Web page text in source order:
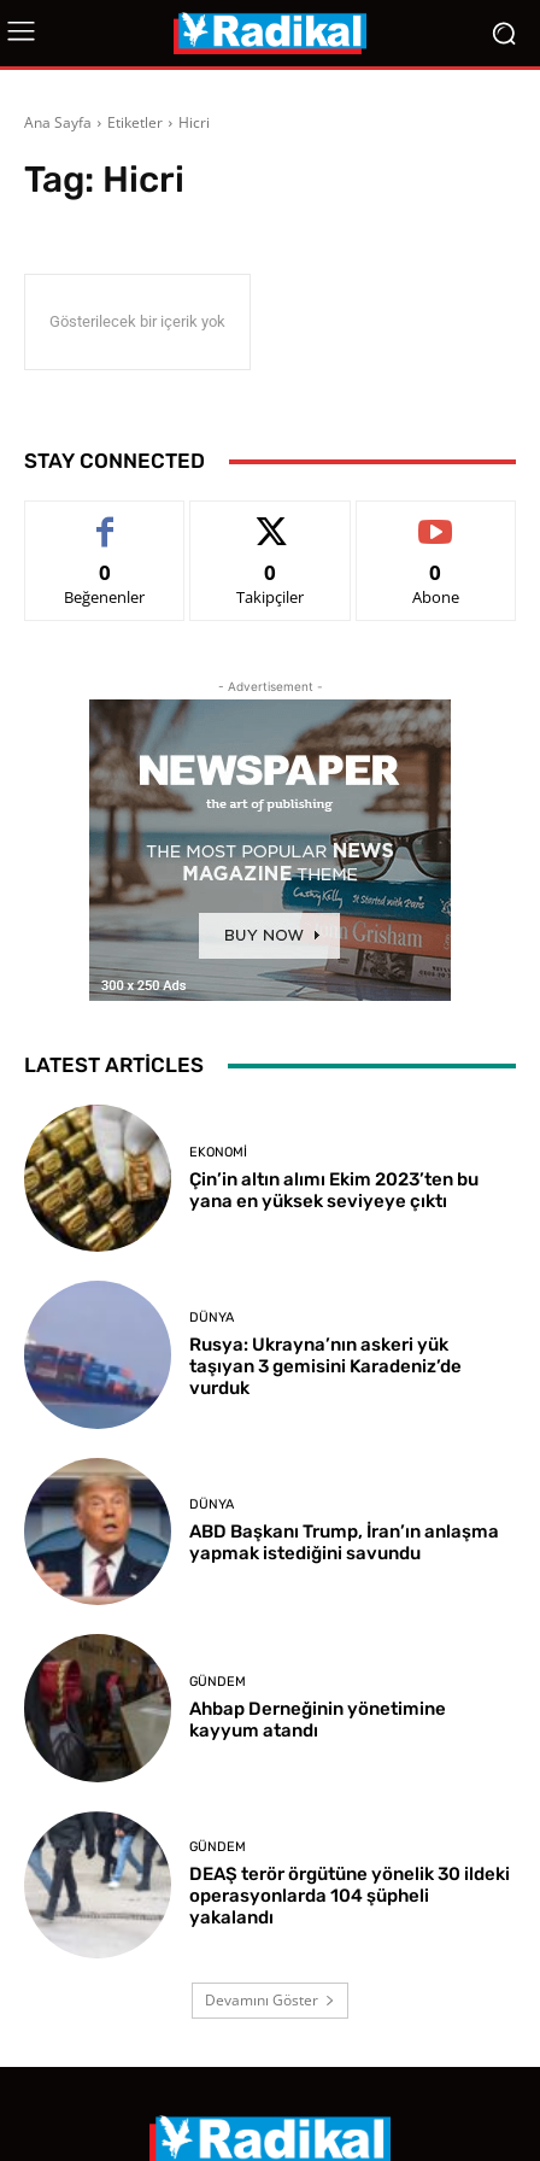
Ana Sayfa Etiketler Hicri
Tag: Hicri
Gösterilecek bir içerik yok
STAY CONNECTED
0
Beğenenler
0
Takipçiler
0
Abone
- Advertisement -
LATEST ARTICLES
EKONOMI
Çin’in altın alımı Ekim 2023’ten bu
yana en yüksek seviyeye çıktı
DÜNYA
Rusya: Ukrayna’nın askeri yük
taşıyan 3 gemisini Karadeniz’de
vurduk
DÜNYA
ABD Başkanı Trump, İran’ın anlaşma
yapmak istediğini savundu
GÜNDEM
Ahbap Derneğinin yönetimine
kayyum atandı
GÜNDEM
DEAŞ terör örgütüne yönelik 30 ildeki
operasyonlarda 104 şüpheli
yakalandı
Devamını Göster